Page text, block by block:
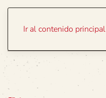
Ir al contenido principal